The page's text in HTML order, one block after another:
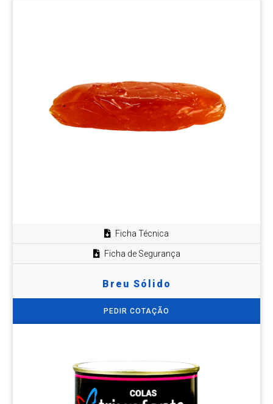
Ficha Técnica
Ficha de Segurança
Breu Sólido
PEDIR COTAÇÃO